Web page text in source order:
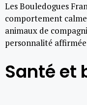
Les Bouledogues
comportement
animaux de
personnalité
Santé et